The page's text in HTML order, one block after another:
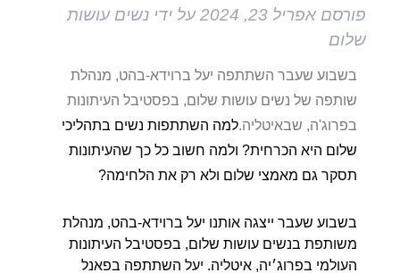
פורסם אפריל 23, 2024 על ידי נשים עושות
שלום
בשבוע שעבר השתתפה יעל ברוידא-בהט, מנהלת
שותפה של נשים עושות שלום, בפסטיבל העיתונות
בפרוג'ה, שבאיטליה.למה השתתפות נשים בתהליכי
שלום היא הכרחית? ולמה חשוב כל כך שהעיתונות
תסקר גם מאמצי שלום ולא רק את הלחימה?
בשבוע שעבר ייצגה אותנו יעל ברוידא-בהט, מנהלת
משותפת בנשים עושות שלום, בפסטיבל העיתונות
העולמי בפרוג׳יה, איטליה. יעל השתתפה בפאנל